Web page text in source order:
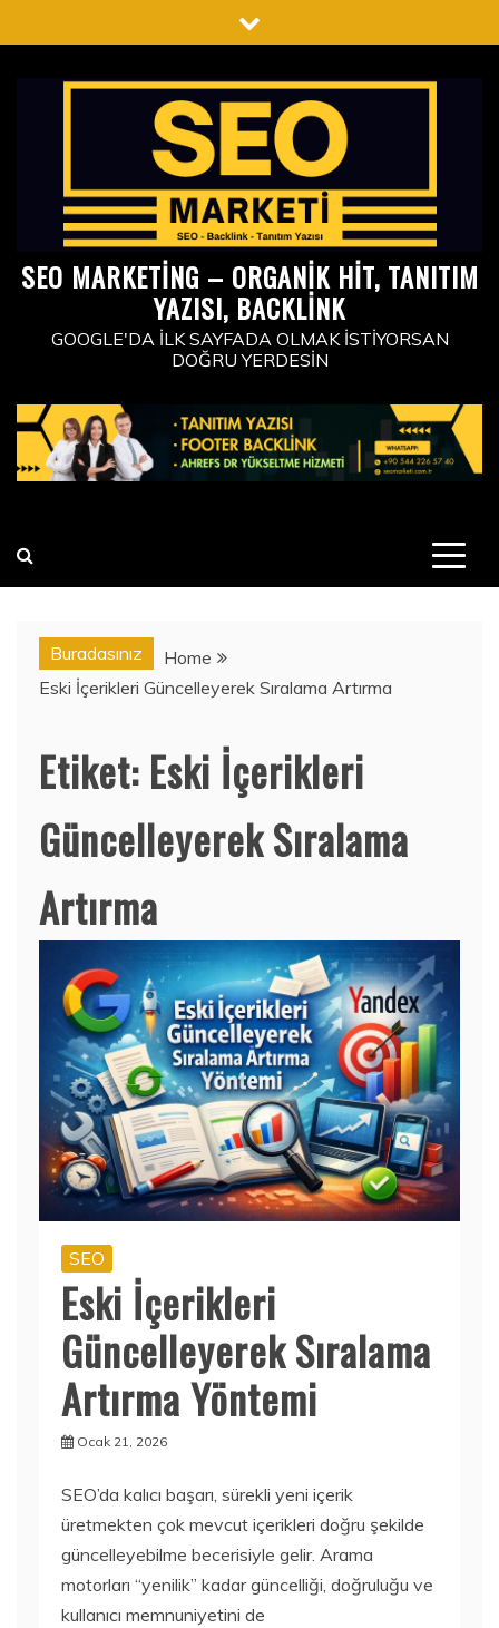
to
SEO MARKETING – ORGANIK HIT, TANITIM
YAZISI, BACKLINK
GOOGLE'DA İLK SAYFADA OLMAK İSTIYORSAN
DOĞRU YERDESIN
Buradasınız
Home
Eski İçerikleri Güncelleyerek Sıralama Artırma
Etiket: Eski İçerikleri
Güncelleyerek Sıralama
Artırma
SEO
Eski İçerikleri
Güncelleyerek Sıralama
Artırma Yöntemi
Ocak 21, 2026
SEO’da kalıcı başarı, sürekli yeni içerik
üretmekten çok mevcut içerikleri doğru şekilde
güncelleyebilme becerisiyle gelir. Arama
motorları “yenilik” kadar güncelliği, doğruluğu ve
kullanıcı memnuniyetini de